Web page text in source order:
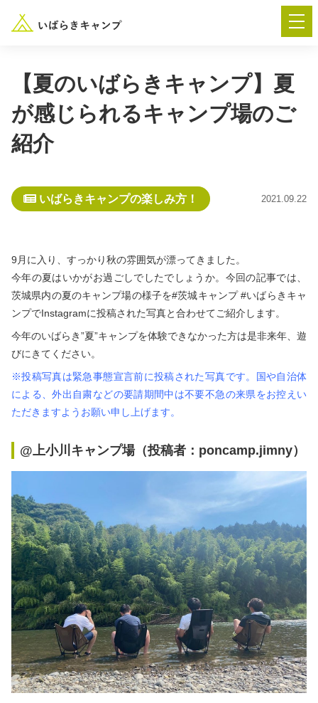
― AUTUMN FESTA 2026 ―
“いばらき”のキャンプ場を探す
湖畔キャンプ
利用規約
【夏のいばらきキャンプ】夏
が感じられるキャンプ場のご
紹介
いばらきキャンプの楽しみ方！ 2021.09.22
9月に入り、すっかり秋の雰囲気が漂ってきました。
今年の夏はいかがお過ごしでしたでしょうか。今回の記事では、
茨城県内の夏のキャンプ場の様子を#茨城キャンプ #いばらきキャ
ンプでInstagramに投稿された写真と合わせてご紹介します。
今年のいばらき”夏”キャンプを体験できなかった方は是非来年、遊
びにきてください。
※投稿写真は緊急事態宣言前に投稿された写真です。国や自治体
による、外出自粛などの要請期間中は不要不急の来県をお控えい
ただきますようお願い申し上げます。
@上小川キャンプ場（投稿者：poncamp.jimny）